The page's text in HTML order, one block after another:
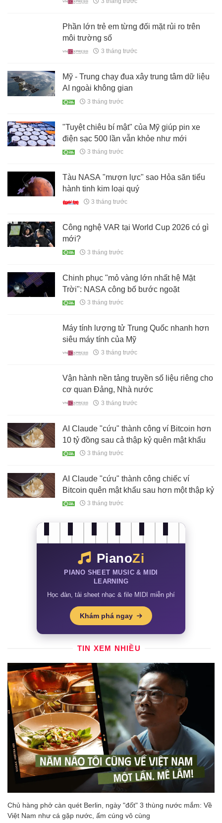
3 tháng trước
Tàu nhiên liệu kép sức chở 24.000
container đầu tiên trên thế giới
môi trường số
3 tháng trước
AI ngoài không gian
3 tháng trước
điện sạc 500 lần vẫn khỏe như mới
hành tinh kim loại quý
3 tháng trước
mới?
3 tháng trước
Trời": NASA công bố bước ngoặt
3 tháng trước
siêu máy tính của Mỹ
3 tháng trước
Vận hành nền tảng truyền số liệu riêng cho
cơ quan Đảng, Nhà nước
3 tháng trước
AI Claude "cứu" thành công ví Bitcoin hơn
3 tháng trước
AI Claude "cứu" thành công chiếc ví
Bitcoin quên mật khẩu sau hơn một thập kỷ
PianoZi
PIANO SHEET MUSIC & MIDI
LEARNING
Học đàn, tải sheet nhạc & file MIDI miễn phí
Khám phá ngay
TIN XEM NHIỀU